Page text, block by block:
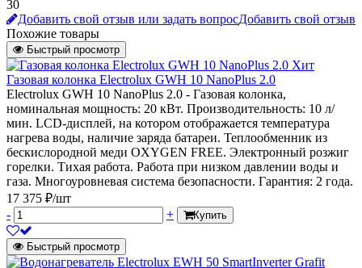
30
Добавить свой отзыв или задать вопросДобавить свой отзыв
Похожие товары
Быстрый просмотр
Хит
Газовая колонка Electrolux GWH 10 NanoPlus 2.0
Electrolux GWH 10 NanoPlus 2.0 - Газовая колонка,
номинальная мощность: 20 кВт. Производительность: 10 л/
мин. LCD-дисплей, на котором отображается температура
нагрева воды, наличие заряда батареи. Теплообменник из
бескислородной меди OXYGEN FREE. Электронный розжиг
горелки. Тихая работа. Работа при низком давлении воды и
газа. Многоуровневая система безопасности. Гарантия: 2 года.
17 375 ₽/шт
-
+ Купить
Быстрый просмотр